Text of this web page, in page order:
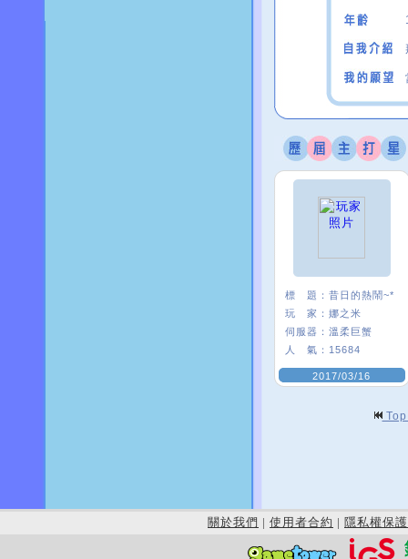
標 題： 昔日的熱鬧~*
玩 家： 娜之米
伺服器： 溫柔巨蟹
人 氣： 15684
2017/03/16
關於我們 | 使用者合約 | 隱私權保護